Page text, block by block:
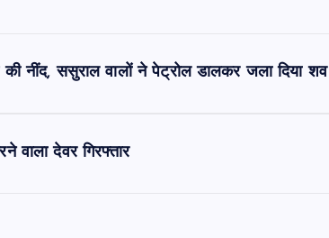
नींद, ससुराल वालों ने पेट्रोल डालकर जला दिया शव
वाला देवर गिरफ्तार